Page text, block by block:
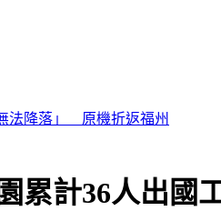
法降落」 原機折返福州
累計36人出國